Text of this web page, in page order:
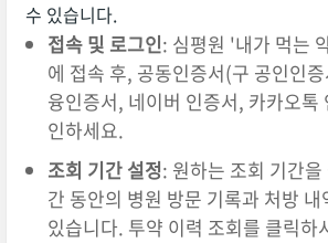
수 있습니다.
접속 및 로그인: 심평원 '내가 먹는
에 접속 후, 공동인증서(구 공인인
융인증서, 네이버 인증서, 카카오톡
인하세요.
조회 기간 설정: 원하는 조회 기간
간 동안의 병원 방문 기록과 처방
있습니다. 투약 이력 조회를 클릭하